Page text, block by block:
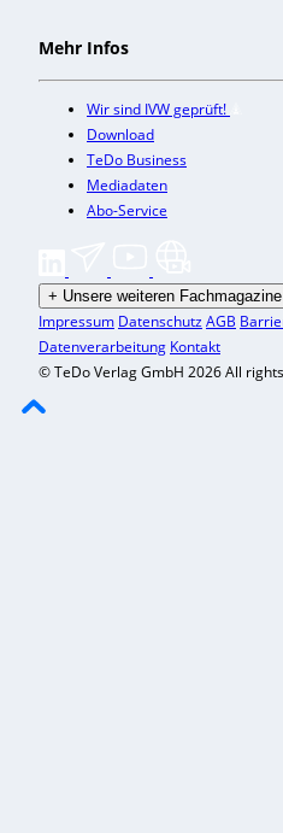
Mehr Infos
Wir sind IVW geprüft!
Download
TeDo Business
Mediadaten
Abo-Service
+ Unsere weiteren Fachmagazine
Impressum DatenschutzAGB
Datenverarbeitung Kontakt
© TeDo Verlag GmbH 2026 All